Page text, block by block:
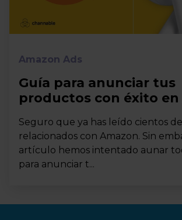
Amazon Ads
Guía para anunciar tus
productos con éxito en
Seguro que ya has leído cientos
relacionados con Amazon. Sin
artículo hemos intentado aunar
para anunciar t...